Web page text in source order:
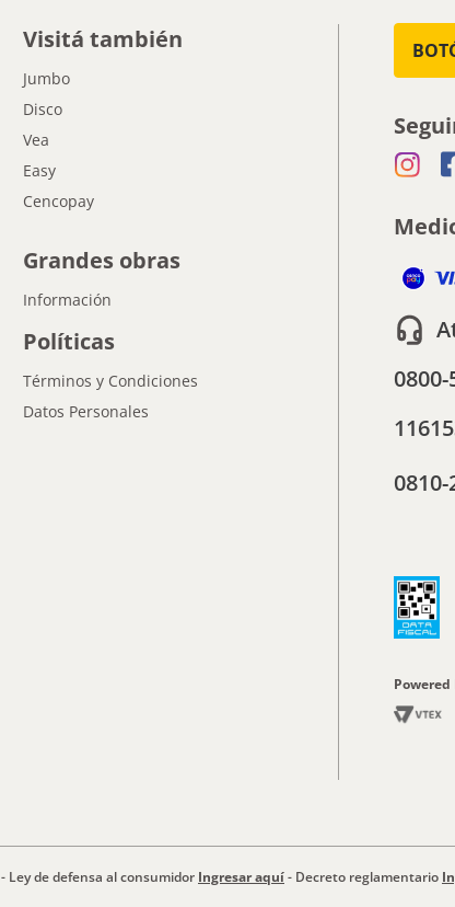
Visitá también
Jumbo
Disco
Vea
Easy
Cencopay
Grandes obras
Información
Políticas
Términos y Condiciones
Datos Personales
Powered
- Ley de defensa al consumidor Ingresar aquí- Decreto reglamentario